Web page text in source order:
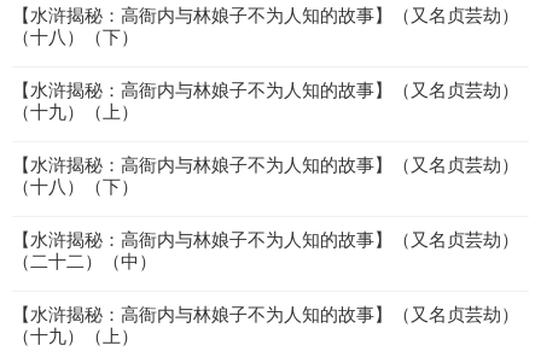
【水浒揭秘：高衙内与林娘子不为人知的故事】（又名贞芸劫）
（十八）（下）
【水浒揭秘：高衙内与林娘子不为人知的故事】（又名贞芸劫）
（十九）（上）
【水浒揭秘：高衙内与林娘子不为人知的故事】（又名贞芸劫）
（十八）（下）
【水浒揭秘：高衙内与林娘子不为人知的故事】（又名贞芸劫）
（二十二）（中）
【水浒揭秘：高衙内与林娘子不为人知的故事】（又名贞芸劫）
（十九）（上）